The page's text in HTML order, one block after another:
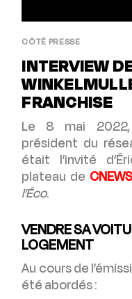
CÔTÉ PRESSE
INTERVIEW
FRANCHISE
Le 8 mai 2022,
président du
était l’invité
plateau de CNEWS
l’Éco.
VENDRE SA
LOGEMENT
Au cours de
été abordés :